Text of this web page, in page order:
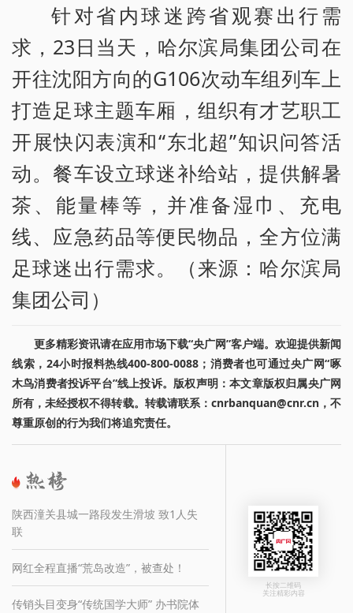
针对省内球迷跨省观赛出行需
求，23日当天，哈尔滨局集团公司在
开往沈阳方向的G106次动车组列车上
打造足球主题车厢，组织有才艺职工
开展快闪表演和“东北超”知识问答活
动。餐车设立球迷补给站，提供解暑
茶、能量棒等，并准备湿巾、充电
线、应急药品等便民物品，全方位满
足球迷出行需求。（来源：哈尔滨局
集团公司）
更多精彩资讯请在应用市场下载“央广网”客户端。欢迎提供新闻
线索，24小时报料热线400-800-0088；消费者也可通过央广网“啄
木鸟消费者投诉平台”线上投诉。版权声明：本文章版权归属央广网
所有，未经授权不得转载。转载请联系：cnrbanquan@cnr.cn，不
尊重原创的行为我们将追究责任。
陕西潼关县城一路段发生滑坡 致1人失
联
网红全程直播“荒岛改造”，被查处！
传销头目变身“传统国学大师” 办书院体
长按二维码
关注精彩内容